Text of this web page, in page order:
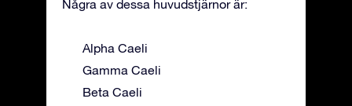
Några av dessa huvudstjärnor är:
Alpha Caeli
Gamma Caeli
Beta Caeli